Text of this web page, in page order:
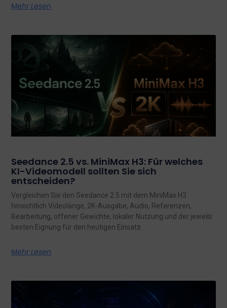
Mehr Lesen
Seedance 2.5 vs. MiniMax H3: Für welches
KI-Videomodell sollten Sie sich
entscheiden?
Vergleichen Sie den Seedance 2.5 mit dem MiniMax H3
hinsichtlich Videolänge, 2K-Ausgabe, Audio, Referenzen,
Bearbeitung, offener Gewichte, lokaler Nutzung und der jeweils
besten Eignung für den heutigen Einsatz.
Mehr Lesen